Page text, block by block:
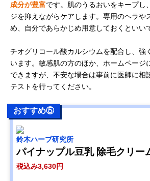
成分が豊富です。肌のうるおいをキープし
ジを抑えながらケアします。専用のヘラや
め、自分であらかじめ用意しておくといい
チオグリコール酸カルシウムを配合し、強
います。敏感肌の方のほか、ホームページ
できますが、不安な場合は事前に医師に相
テストを行ってください。
おすすめ⑤
鈴木ハーブ研究所
パイナップル豆乳 除毛クリー
税込み3,630円